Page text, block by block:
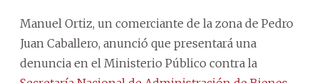
Manuel Ortiz, un comerciante de la zona de Pedro
Juan Caballero, anunció que presentará una
denuncia en el Ministerio Público contra la